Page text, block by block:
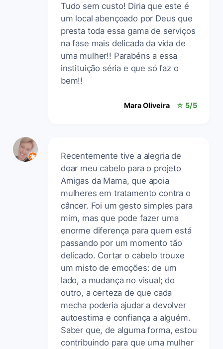
Tudo sem custo! Diria que este é
um local abençoado por Deus que
presta toda essa gama de serviços
na fase mais delicada da vida de
uma mulher!! Parabéns a essa
instituição séria e que só faz o
bem!!
Mara Oliveira ☆ 5/5
Recentemente tive a alegria de
doar meu cabelo para o projeto
Amigas da Mama, que apoia
mulheres em tratamento contra o
câncer. Foi um gesto simples para
mim, mas que pode fazer uma
enorme diferença para quem está
passando por um momento tão
delicado. Cortar o cabelo trouxe
um misto de emoções: de um
lado, a mudança no visual; do
outro, a certeza de que cada
mecha poderia ajudar a devolver
autoestima e confiança a alguém.
Saber que, de alguma forma, estou
contribuindo para que uma mulher